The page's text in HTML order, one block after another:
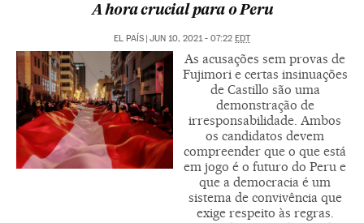
A hora crucial para o Peru
EL PAÍS | JUN 10, 2021 - 07:22 EDT
As acusações sem provas de
Fujimori e certas insinuações
de Castillo são uma
demonstração de
irresponsabilidade. Ambos
os candidatos devem
compreender que o que está
em jogo é o futuro do Peru e
que a democracia é um
sistema de convivência que
exige respeito às regras.